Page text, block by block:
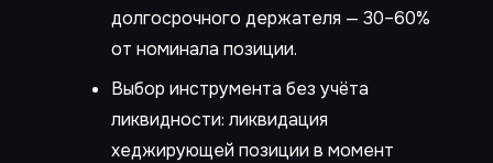
долгосрочного держателя — 30–60%
от номинала позиции.
Выбор инструмента без учёта
ликвидности: ликвидация
хеджирующей позиции в момент